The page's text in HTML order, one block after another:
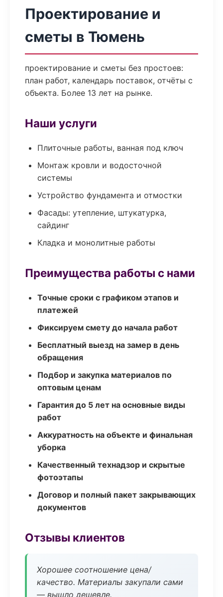
Проектирование и
сметы в Тюмень
проектирование и сметы без простоев:
план работ, календарь поставок, отчёты с
объекта. Более 13 лет на рынке.
Наши услуги
Плиточные работы, ванная под ключ
Монтаж кровли и водосточной
системы
Устройство фундамента и отмостки
Фасады: утепление, штукатурка,
сайдинг
Кладка и монолитные работы
Преимущества работы с нами
Точные сроки с графиком этапов и
платежей
Фиксируем смету до начала работ
Бесплатный выезд на замер в день
обращения
Подбор и закупка материалов по
оптовым ценам
Гарантия до 5 лет на основные виды
работ
Аккуратность на объекте и финальная
уборка
Качественный технадзор и скрытые
фотоэтапы
Договор и полный пакет закрывающих
документов
Отзывы клиентов
Хорошее соотношение цена/
качество. Материалы закупали сами
— вышло дешевле.